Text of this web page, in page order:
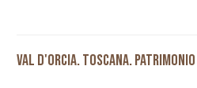
VAL D'ORCIA. TOSCANA.